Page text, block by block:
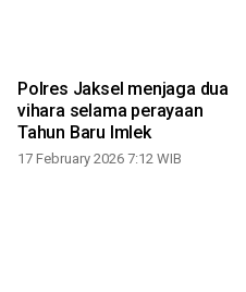
Polres Jaksel menjaga dua
vihara selama perayaan
Tahun Baru Imlek
17 February 2026 7:12 WIB